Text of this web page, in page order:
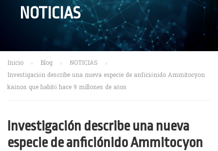
NOTICIAS
Inicio Blog
NOTICIAS
Investigación describe una nueva especie de anficiónido Ammitocyon
kainos que habitó hace 9 millones de años
Investigación describe una nueva
especie de anficiónido Ammitocyon